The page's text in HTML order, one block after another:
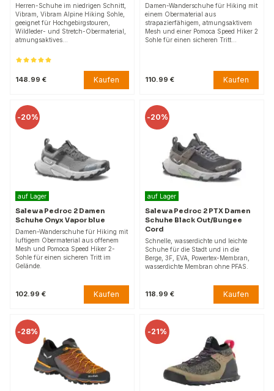
Herren-Schuhe im niedrigen Schnitt,
Vibram, Vibram Alpine Hiking Sohle,
geeignet für Hochgebirgstouren,
Wildleder- und Stretch-Obermaterial,
atmungsaktives…
148.99 € Kaufen
Damen-Wanderschuhe für Hiking mit
einem Obermaterial aus
strapazierfähigem, atmungsaktivem
Mesh und einer Pomoca Speed Hiker 2
Sohle für einen sicheren Tritt…
110.99 € Kaufen
-20%
auf Lager
Salewa Pedroc 2 Damen
Schuhe Onyx Vapor blue
Damen-Wanderschuhe für Hiking mit
luftigem Obermaterial aus offenem
Mesh und Pomoca Speed Hiker 2-
Sohle für einen sicheren Tritt im
Gelände.
102.99 € Kaufen
-20%
auf Lager
Salewa Pedroc 2 PTX Damen
Schuhe Black Out/Bungee
Cord
Schnelle, wasserdichte und leichte
Schuhe für die Stadt und in die
Berge, 3F, EVA, Powertex-Membran,
wasserdichte Membran ohne PFAS.
118.99 € Kaufen
-28% -21%